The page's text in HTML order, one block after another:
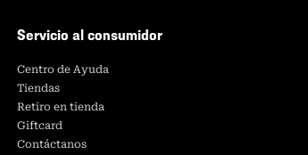
Servicio al consumidor
Centro de Ayuda
Tiendas
Retiro en tienda
Giftcard
Contáctanos